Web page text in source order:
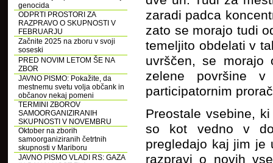
genocida
ODPRTI PROSTORI ZA
RAZPRAVO O SKUPNOSTI V
FEBRUARJU
Začnite 2025 na zboru v svoji
soseski
PRED NOVIM LETOM ŠE NA
ZBOR
JAVNO PISMO: Pokažite, da
mestnemu svetu volja občank in
občanov nekaj pomeni
TERMINI ZBOROV
SAMOORGANIZIRANIH
SKUPNOSTI V NOVEMBRU
Oktober na zborih
samoorganiziranih četrtnih
skupnosti v Mariboru
JAVNO PISMO VLADI RS: GAZA
zaradi padca
zato se morajo tudi
temeljito obdelati v
uvrščen, se
zelene površine v
participatornim
Preostale vsebine,
so kot vedno v
pregledajo kaj jim je
razpravi o novih